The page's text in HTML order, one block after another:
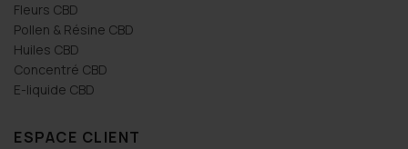
Fleurs CBD
Pollen & Résine CBD
Huiles CBD
Concentré CBD
E-liquide CBD
ESPACE CLIENT